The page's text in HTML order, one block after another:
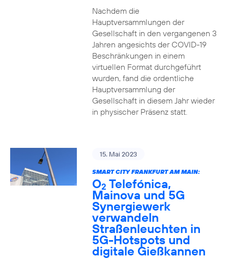
Nachdem die
Hauptversammlungen der
Gesellschaft in den vergangenen 3
Jahren angesichts der COVID-19
Beschränkungen in einem
virtuellen Format durchgeführt
wurden, fand die ordentliche
Hauptversammlung der
Gesellschaft in diesem Jahr wieder
in physischer Präsenz statt.
15. Mai 2023
SMART CITY FRANKFURT AM MAIN:
O2 Telefónica,
Mainova und 5G
Synergiewerk
verwandeln
Straßenleuchten in
5G-Hotspots und
digitale Gießkannen